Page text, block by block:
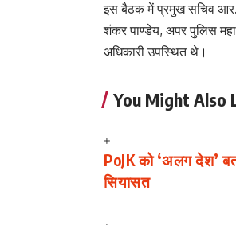
इस बैठक में प्रमुख सचिव
शंकर पाण्डेय, अपर पुलिस
अधिकारी उपस्थित थे।
You Might Also
PoJK को ‘अलग देश’
सियासत